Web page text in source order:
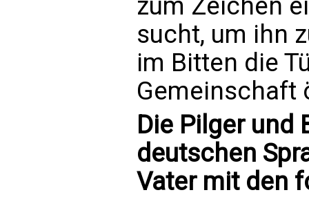
sucht, um ihn
im Bitten die
Gemeinschaft
Die Pilger und
deutschen
Vater mit den